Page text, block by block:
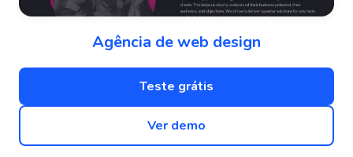
Agência de web design
Teste grátis
Ver demo